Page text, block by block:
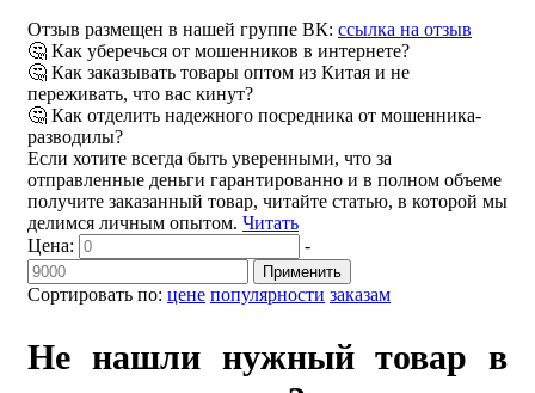
Отзыв размещен в нашей группе ВК: ссылка на отзыв
🤔 Как уберечься от мошенников в интернете?
🤔 Как заказывать товары оптом из Китая и не
переживать, что вас кинут?
🤔 Как отделить надежного посредника от мошенника-
разводилы?
Если хотите всегда быть уверенными, что за
отправленные деньги гарантированно и в полном объеме
получите заказанный товар, читайте статью, в которой мы
делимся личным опытом. Читать
Сортировать по: цене популярности заказам
Цена: -
Применить
Не нашли нужный товар в